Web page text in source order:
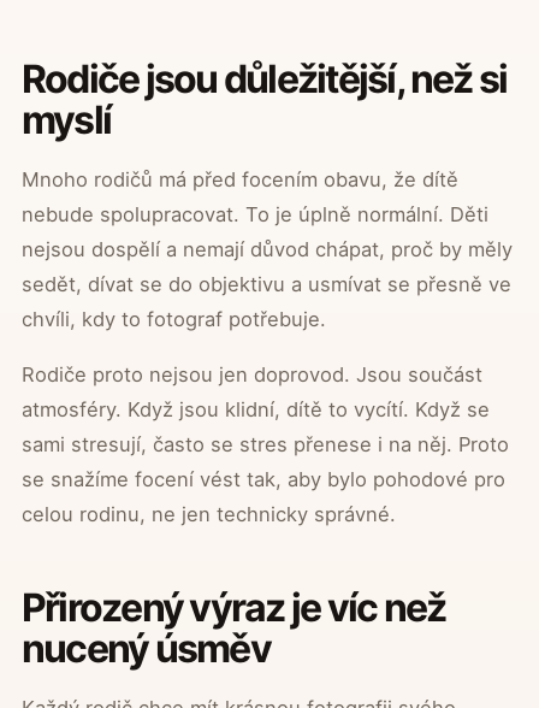
Rodiče jsou důležitější, než si
myslí
Mnoho rodičů má před focením obavu, že dítě
nebude spolupracovat. To je úplně normální. Děti
nejsou dospělí a nemají důvod chápat, proč by měly
sedět, dívat se do objektivu a usmívat se přesně ve
chvíli, kdy to fotograf potřebuje.
Rodiče proto nejsou jen doprovod. Jsou součást
atmosféry. Když jsou klidní, dítě to vycítí. Když se
sami stresují, často se stres přenese i na něj. Proto
se snažíme focení vést tak, aby bylo pohodové pro
celou rodinu, ne jen technicky správné.
Přirozený výraz je víc než
nucený úsměv